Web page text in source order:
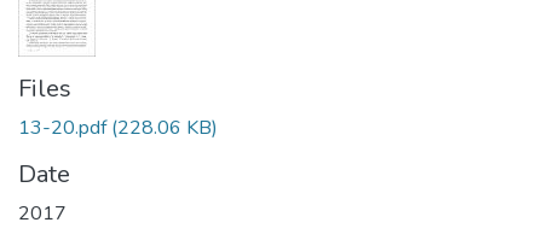
Files
13-20.pdf(228.06 KB)
Date
2017